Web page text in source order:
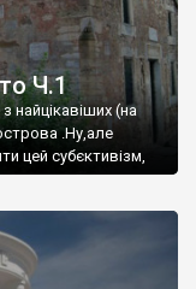
Ч.1
найцікавіших (на
.Ну,але
цей субєктивізм,